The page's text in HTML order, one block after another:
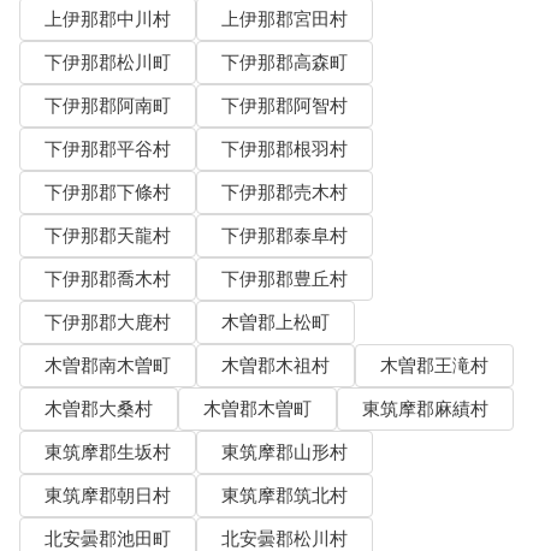
上伊那郡中川村
上伊那郡宮田村
下伊那郡松川町
下伊那郡高森町
下伊那郡阿南町
下伊那郡阿智村
下伊那郡平谷村
下伊那郡根羽村
下伊那郡下條村
下伊那郡売木村
下伊那郡天龍村
下伊那郡泰阜村
下伊那郡喬木村
下伊那郡豊丘村
下伊那郡大鹿村
木曽郡上松町
木曽郡南木曽町
木曽郡木祖村
木曽郡王滝村
木曽郡大桑村
木曽郡木曽町
東筑摩郡麻績村
東筑摩郡生坂村
東筑摩郡山形村
東筑摩郡朝日村
東筑摩郡筑北村
北安曇郡池田町
北安曇郡松川村